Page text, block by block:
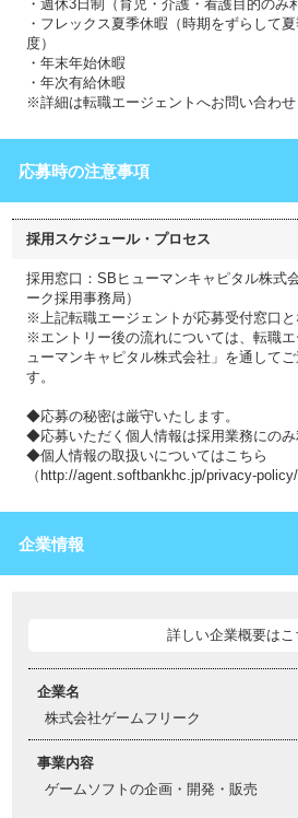
・週休3日制（育児・介護・看護目的のみ
・フレックス夏季休暇（時期をずらして
度）
・年末年始休暇
・年次有給休暇
※詳細は転職エージェントへお問い合わせ
応募時の注意事項
採用スケジュール・プロセス
採用窓口：SBヒューマンキャピタル株式
ーク採用事務局）
※上記転職エージェントが応募受付窓口と
※エントリー後の流れについては、転職
ューマンキャピタル株式会社」を通して
す。
◆応募の秘密は厳守いたします。
◆応募いただく個人情報は採用業務にのみ
◆個人情報の取扱いについてはこちら
（http://agent.softbankhc.jp/privacy-
企業情報
詳しい企業概要はこ
企業名
株式会社ゲームフリーク
事業内容
ゲームソフトの企画・開発・販売